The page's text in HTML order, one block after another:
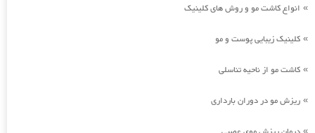
» انواع کاشت مو و روش های کلینیک
» کلینیک زیبایی پوست و مو
» کاشت مو از ناحیه تناسلی
» ریزش مو در دوران بارداری
»